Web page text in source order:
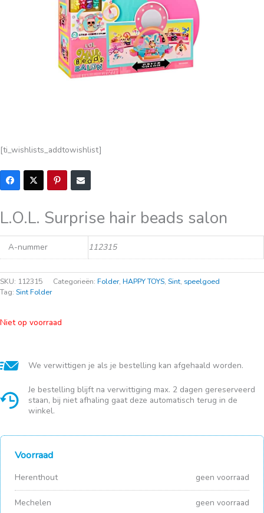
[ti_wishlists_addtowishlist]
L.O.L. Surprise hair beads salon
A-nummer 112315
SKU: 112315 Categorieën: Folder, HAPPY TOYS, Sint, speelgoed
Tag: Sint Folder
Niet op voorraad
We verwittigen je als je bestelling kan afgehaald worden.
Je bestelling blijft na verwittiging max. 2 dagen gereserveerd
staan, bij niet afhaling gaat deze automatisch terug in de
winkel.
Voorraad
Herenthout geen voorraad
Mechelen geen voorraad